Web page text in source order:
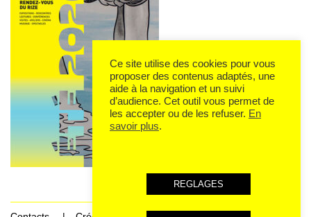
Ce site utilise des cookies pour vous
proposer des contenus adaptés, une
aide à la navigation et un suivi
d’audience. Cet outil vous permet de
les accepter ou de les refuser. En
savoir plus.
REGLAGES